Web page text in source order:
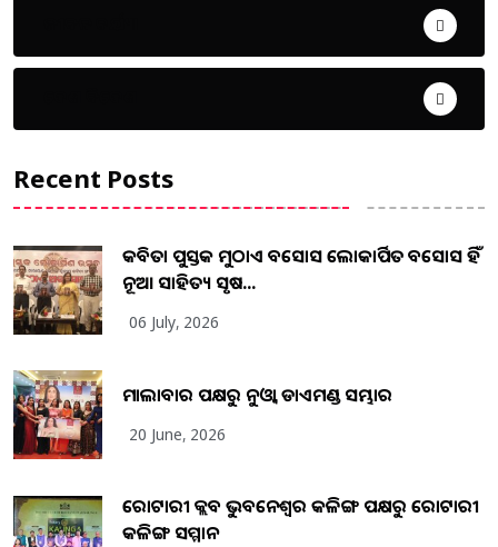
Recent Posts
କବିତା ପୁସ୍ତକ ମୁଠାଏ ଅବସୋସ ଲୋକାର୍ପିତ ଅବସୋସ ହିଁ
ନୂଆ ସାହିତ୍ୟ ସୃଷ...
06 July, 2026
ମାଲାବାର ପକ୍ଷରୁ ନୁଓ୍ବା ଡାଏମଣ୍ଡ ସମ୍ଭାର
20 June, 2026
ରୋଟାରୀ କ୍ଲବ ଭୁବନେଶ୍ୱର କଳିଙ୍ଗ ପକ୍ଷରୁ ରୋଟାରୀ
କଳିଙ୍ଗ ସମ୍ମାନ